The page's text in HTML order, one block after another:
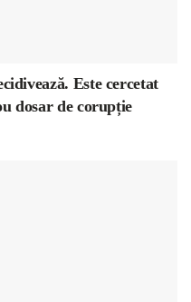
Este cercetat
dosar de corupție